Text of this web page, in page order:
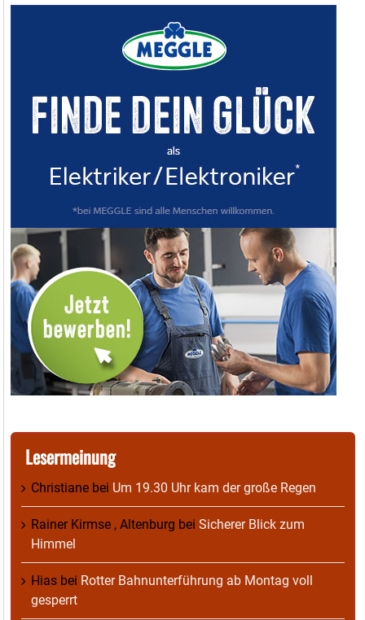
Lesermeinung
Christiane bei Um 19.30 Uhr kam der große Regen
Rainer Kirmse , Altenburg bei Sicherer Blick zum
Himmel
Hias bei Rotter Bahnunterführung ab Montag voll
gesperrt